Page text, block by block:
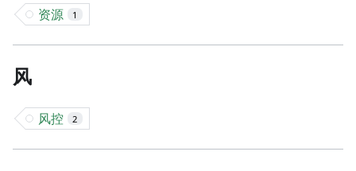
资源 1
风
风控 2